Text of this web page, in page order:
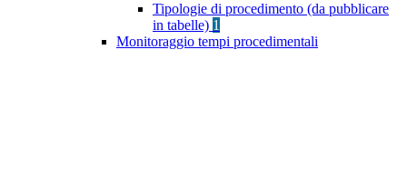
Tipologie di procedimento (da pubblicare
in tabelle) 1
Monitoraggio tempi procedimentali